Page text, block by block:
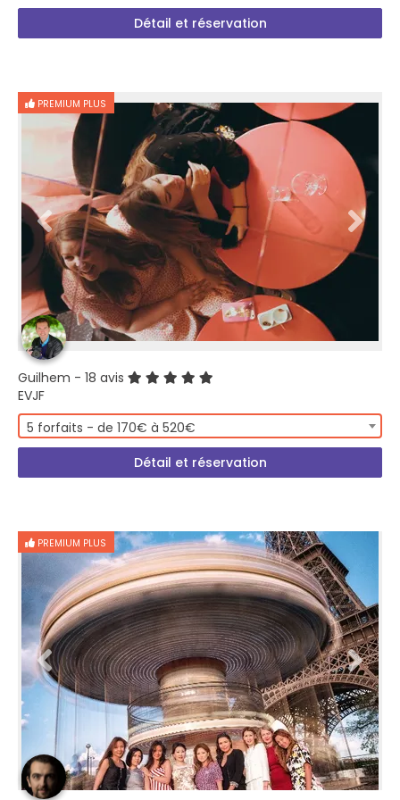
Détail et réservation
PREMIUM PLUS
Guilhem - 18 avis
EVJF
5 forfaits - de 170€ à 520€
Détail et réservation
PREMIUM PLUS